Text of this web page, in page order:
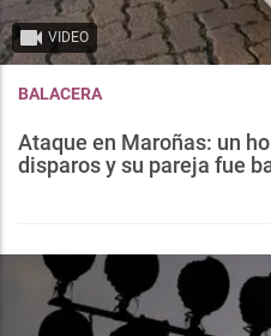
VIDEO
BALACERA
Ataque en Maroñas: un
disparos y su pareja fue